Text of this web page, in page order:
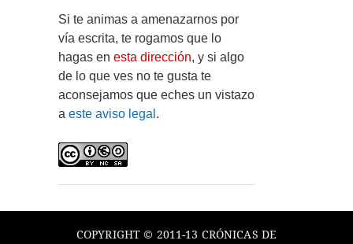
Si te animas a amenazarnos por
vía escrita, te rogamos que lo
hagas en esta dirección, y si algo
de lo que ves no te gusta te
aconsejamos que eches un vistazo
a este aviso legal .
COPYRIGHT © 2011-13 CRÓNICAS DE